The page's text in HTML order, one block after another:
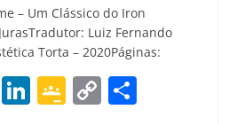
– Um Clássico do Iron
Luiz Fernando
Torta – 2020Páginas:
W Li G C